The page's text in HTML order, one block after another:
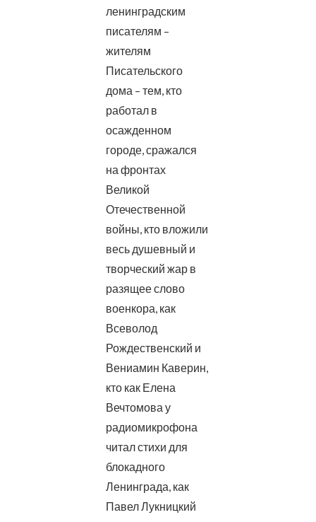
ленинградским
писателям –
жителям
Писательского
дома – тем, кто
работал в
осажденном
городе, сражался
на фронтах
Великой
Отечественной
войны, кто вложили
весь душевный и
творческий жар в
разящее слово
военкора, как
Всеволод
Рождественский и
Вениамин Каверин,
кто как Елена
Вечтомова у
радиомикрофона
читал стихи для
блокадного
Ленинграда, как
Павел Лукницкий